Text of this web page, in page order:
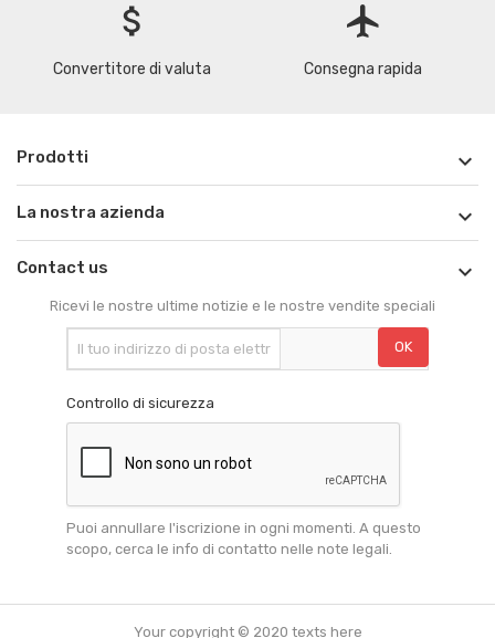
attach_money
Convertitore di valuta
flight
Consegna rapida
Prodotti 
La nostra azienda 
Contact us 
Ricevi le nostre ultime notizie e le nostre vendite speciali
Controllo di sicurezza
Puoi annullare l'iscrizione in ogni momenti. A questo
scopo, cerca le info di contatto nelle note legali.
Your copyright © 2020 texts here